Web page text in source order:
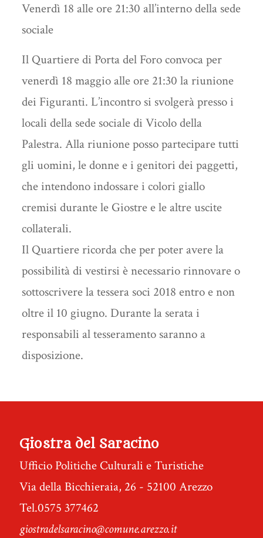
Venerdì 18 alle ore 21:30 all’interno della sede
sociale
Il Quartiere di Porta del Foro convoca per
venerdì 18 maggio alle ore 21:30 la riunione
dei Figuranti. L’incontro si svolgerà presso i
locali della sede sociale di Vicolo della
Palestra. Alla riunione posso partecipare tutti
gli uomini, le donne e i genitori dei paggetti,
che intendono indossare i colori giallo
cremisi durante le Giostre e le altre uscite
collaterali.
Il Quartiere ricorda che per poter avere la
possibilità di vestirsi è necessario rinnovare o
sottoscrivere la tessera soci 2018 entro e non
oltre il 10 giugno. Durante la serata i
responsabili al tesseramento saranno a
disposizione.
Giostra del Saracino
Ufficio Politiche Culturali e Turistiche
Via della Bicchieraia, 26 - 52100 Arezzo
Tel.0575 377462
giostradelsaracino@comune.arezzo.it